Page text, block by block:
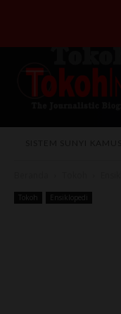
Tokoh Ensiklopedi